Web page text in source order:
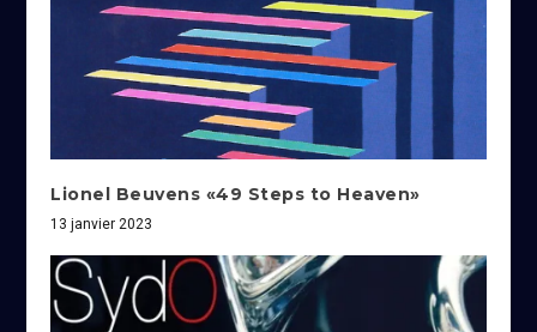
Lionel Beuvens «49 Steps to Heaven»
13 janvier 2023